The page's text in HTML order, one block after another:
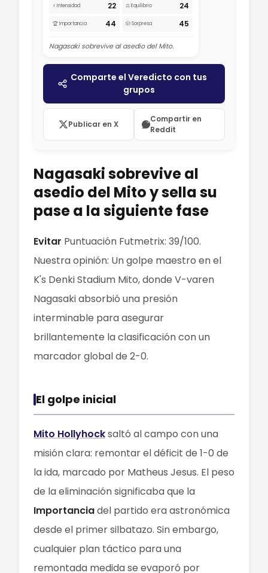
⚡ Intensidad 22 ⚖️ Equilibrio 24
🏆 Importancia 44 🎲 Sorpresa 45
Nagasaki sobrevive al asedio del Mito.
Comparte el Veredicto con tus
grupos
Publicar en X
Compartir en
Reddit
Nagasaki sobrevive al
asedio del Mito y sella su
pase a la siguiente fase
Evitar Puntuación Futmetrix: 39/100.
Nuestra opinión: Un golpe maestro en el
K's Denki Stadium Mito, donde V-varen
Nagasaki absorbió una presión
interminable para asegurar
brillantemente la clasificación con un
marcador global de 2-0.
El golpe inicial
Mito Hollyhocksaltó al campo con una
misión clara: remontar el déficit de 1-0 de
la ida, marcado por Matheus Jesus. El peso
de la eliminación significaba que la
Importanciadel partido era astronómica
desde el primer silbatazo. Sin embargo,
cualquier plan táctico para una
remontada medida se evaporó por